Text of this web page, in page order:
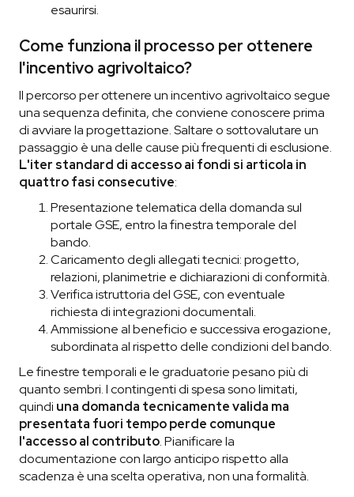
esaurirsi.
Come funziona il processo per ottenere
l'incentivo agrivoltaico?
Il percorso per ottenere un incentivo agrivoltaico segue
una sequenza definita, che conviene conoscere prima
di avviare la progettazione. Saltare o sottovalutare un
passaggio è una delle cause più frequenti di esclusione.
L'iter standard di accesso ai fondi si articola in
quattro fasi consecutive:
Presentazione telematica della domanda sul
portale GSE, entro la finestra temporale del
bando.
Caricamento degli allegati tecnici: progetto,
relazioni, planimetrie e dichiarazioni di conformità.
Verifica istruttoria del GSE, con eventuale
richiesta di integrazioni documentali.
Ammissione al beneficio e successiva erogazione,
subordinata al rispetto delle condizioni del bando.
Le finestre temporali e le graduatorie pesano più di
quanto sembri. I contingenti di spesa sono limitati,
quindi una domanda tecnicamente valida ma
presentata fuori tempo perde comunque
l'accesso al contributo. Pianificare la
documentazione con largo anticipo rispetto alla
scadenza è una scelta operativa, non una formalità.